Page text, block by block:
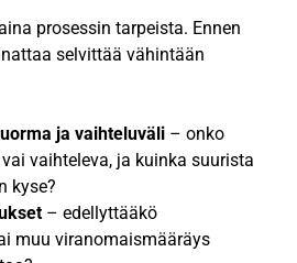
prosessin tarpeista. Ennen
selvittää vähintään
ja vaihteluväli – onko
vaihteleva, ja kuinka suurista
kyse?
– edellyttääkö
muu viranomaismääräys